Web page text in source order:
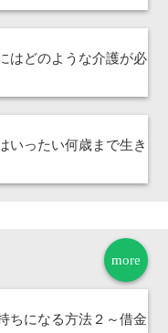
どのような介護が必
ったい何歳まで生き
more
ちになる方法２～借金